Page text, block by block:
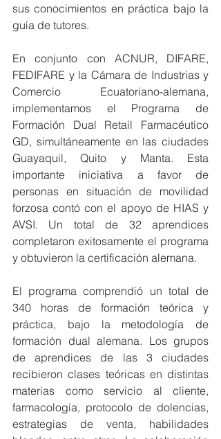
sus conocimientos en práctica bajo la
guía de tutores.
En conjunto con ACNUR, DIFARE,
FEDIFARE y la Cámara de Industrias y
Comercio Ecuatoriano-alemana,
implementamos el Programa de
Formación Dual Retail Farmacéutico
GD, simultáneamente en las ciudades
Guayaquil, Quito y Manta. Esta
importante iniciativa a favor de
personas en situación de movilidad
forzosa contó con el apoyo de HIAS y
AVSI. Un total de 32 aprendices
completaron exitosamente el programa
y obtuvieron la certificación alemana.
El programa comprendió un total de
340 horas de formación teórica y
práctica, bajo la metodología de
formación dual alemana. Los grupos
de aprendices de las 3 ciudades
recibieron clases teóricas en distintas
materias como servicio al cliente,
farmacología, protocolo de dolencias,
estrategias de venta, habilidades